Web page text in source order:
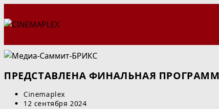
к
ПРЕДСТАВЛЕНА ФИНАЛЬНАЯ
Автор
записи:
Cinemaplex
Запись
12 сентября 2024